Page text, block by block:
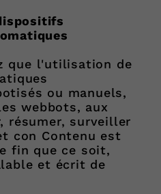
que l'utilisation de
ou manuels,
webbots, aux
résumer, surveiller
con Contenu est
fin que ce soit,
et écrit de